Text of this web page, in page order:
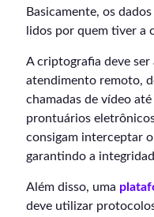
Basicamente, os
lidos por quem tiver a
A criptografia deve ser
atendimento remoto,
chamadas de vídeo
prontuários
consigam interceptar
garantindo a
Além disso, uma
deve utilizar